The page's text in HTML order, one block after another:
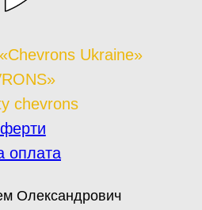
Ukraine»
chevrons
оплата
Олександрович